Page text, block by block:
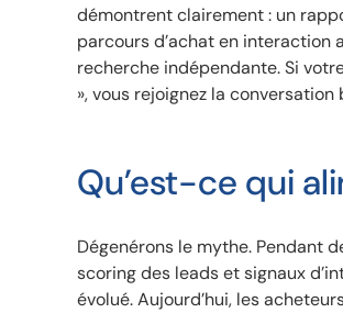
démontrent clairement : un
parcours d’achat en interaction
recherche indépendante. Si
», vous rejoignez la
Qu’est-ce qui
Dégenérons le mythe. Pendant
scoring des leads et signaux
évolué. Aujourd’hui, les